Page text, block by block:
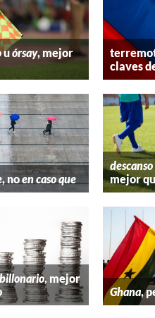
uórsay, mejor
claves
, noen caso que
descanso
mejor
billonario, mejor
Ghana,